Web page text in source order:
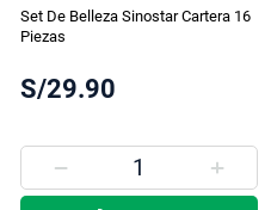
Set De Belleza Sinostar Cartera 16
Piezas
S/29.90